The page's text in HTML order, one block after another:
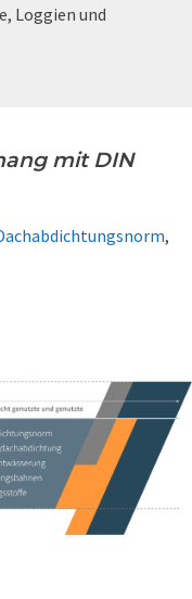
Loggien und
mit DIN
,